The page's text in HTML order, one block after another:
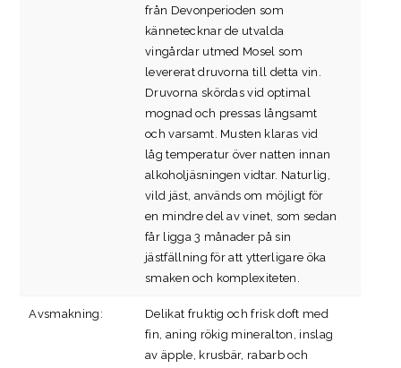
från Devonperioden som
kännetecknar de utvalda
vingårdar utmed Mosel som
levererat druvorna till detta vin.
Druvorna skördas vid optimal
mognad och pressas långsamt
och varsamt. Musten klaras vid
låg temperatur över natten innan
alkoholjäsningen vidtar. Naturlig,
vild jäst, används om möjligt för
en mindre del av vinet, som sedan
får ligga 3 månader på sin
jästfällning för att ytterligare öka
smaken och komplexiteten.
Avsmakning:
Delikat fruktig och frisk doft med
fin, aning rökig mineralton, inslag
av äpple, krusbär, rabarb och